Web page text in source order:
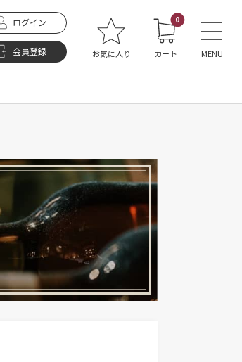
ログイン
会員登録 お気に入り
0
カート MENU